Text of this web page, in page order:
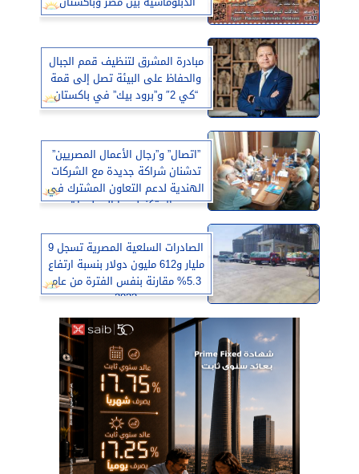
مبادرة المشرق لتنظيف قمم الجبال
والحفاظ على البيئة تصل إلى قمة
“كي 2″ و”برود بيك” في باكستان
”اتصال” و”رجال الأعمال المصريين”
تدشنان شراكة جديدة مع الشركات
الهندية لدعم التعاون المشترك في
مجال تكنولوجيا المعلومات
الصادرات السلعية المصرية تسجل 9
مليار و612 مليون دولار بنسبة ارتفاع
5.3% مقارنة بنفس الفترة من عام
2023